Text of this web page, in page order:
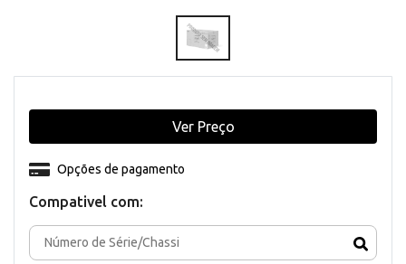
Compativel com:
Opções de pagamento
Ver Preço